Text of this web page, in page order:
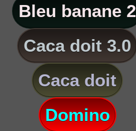
Bleu banane 2
Caca doit 3.0
Caca doit
Domino